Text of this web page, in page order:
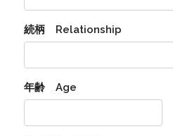
続柄 Relationship
年齢 Age